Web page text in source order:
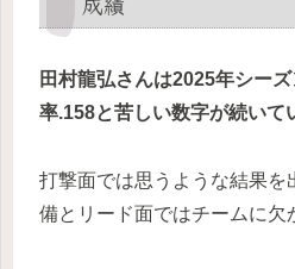
田村龍弘さんは2025年シー
率.158と苦しい数字が続いて
打撃面では思うような結果を
備とリード面ではチームに欠